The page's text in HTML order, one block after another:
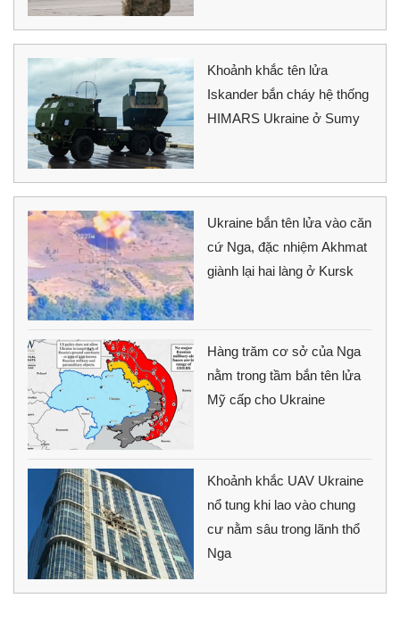
Khoảnh khắc tên lửa
Iskander bắn cháy hệ thống
HIMARS Ukraine ở Sumy
Ukraine bắn tên lửa vào căn
cứ Nga, đặc nhiệm Akhmat
giành lại hai làng ở Kursk
Hàng trăm cơ sở của Nga
nằm trong tầm bắn tên lửa
Mỹ cấp cho Ukraine
Khoảnh khắc UAV Ukraine
nổ tung khi lao vào chung
cư nằm sâu trong lãnh thổ
Nga